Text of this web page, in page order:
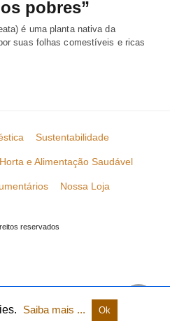
pobres”
é uma planta nativa da
suas folhas comestíveis e ricas
Sustentabilidade
Horta e Alimentação Saudável
Nossa Loja
reservados
Saiba mais ... Ok